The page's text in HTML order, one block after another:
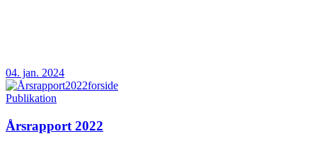
04. jan. 2024
Publikation
Årsrapport 2022